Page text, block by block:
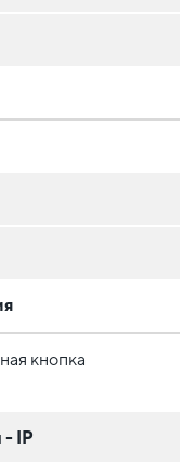
кнопка
- IP